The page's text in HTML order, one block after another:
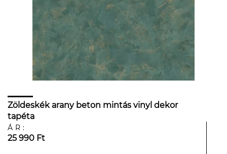
Zöldeskék arany beton mintás vinyl dekor
tapéta
ÁR:
25 990 Ft